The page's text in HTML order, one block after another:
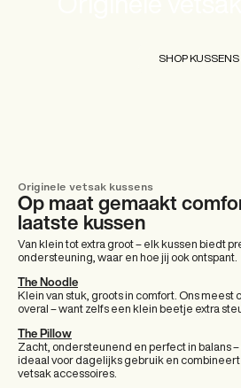
SHOP KUSSENS
Originele vetsak kussens
Op maat gemaakt
laatste kussen
Van klein tot extra groot – elk kussen biedt
ondersteuning, waar en hoe jij ook ontspant.
The Noodle
Klein van stuk, groots in comfort. Ons meest
overal – want zelfs een klein beetje extra
The Pillow
Zacht, ondersteunend en perfect in balans
ideaal voor dagelijks gebruik en
vetsak accessoires.